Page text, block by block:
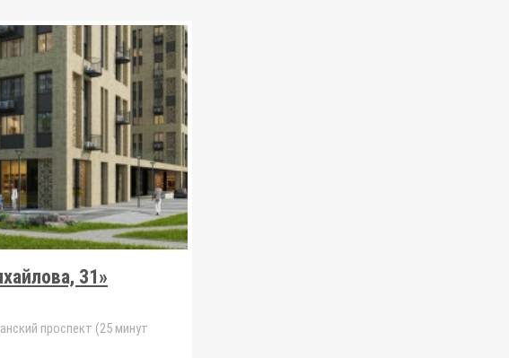
31»
проспект (25 минут